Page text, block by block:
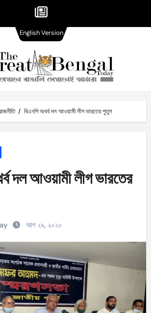
বিএনপি অথর্ব দল আওয়ামী লীগ ভারতের পুতুল
দল আওয়ামী লীগ ভারতের
আগ ২৯, ২০২০
English VersionVersion